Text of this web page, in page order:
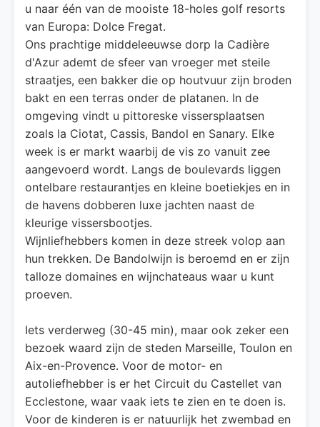
u naar één van de mooiste 18-holes golf resorts
van Europa: Dolce Fregat.
Ons prachtige middeleeuwse dorp la Cadière
d'Azur ademt de sfeer van vroeger met steile
straatjes, een bakker die op houtvuur zijn broden
bakt en een terras onder de platanen. In de
omgeving vindt u pittoreske vissersplaatsen
zoals la Ciotat, Cassis, Bandol en Sanary. Elke
week is er markt waarbij de vis zo vanuit zee
aangevoerd wordt. Langs de boulevards liggen
ontelbare restaurantjes en kleine boetiekjes en in
de havens dobberen luxe jachten naast de
kleurige vissersbootjes.
Wijnliefhebbers komen in deze streek volop aan
hun trekken. De Bandolwijn is beroemd en er zijn
talloze domaines en wijnchateaus waar u kunt
proeven.
Iets verderweg (30-45 min), maar ook zeker een
bezoek waard zijn de steden Marseille, Toulon en
Aix-en-Provence. Voor de motor- en
autoliefhebber is er het Circuit du Castellet van
Ecclestone, waar vaak iets te zien en te doen is.
Voor de kinderen is er natuurlijk het zwembad en